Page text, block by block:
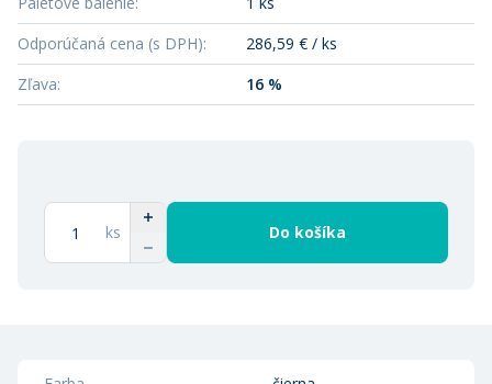
Odporúčaná cena (s DPH):
286,59 € / ks
Zľava: 16 %
ks Do košíka